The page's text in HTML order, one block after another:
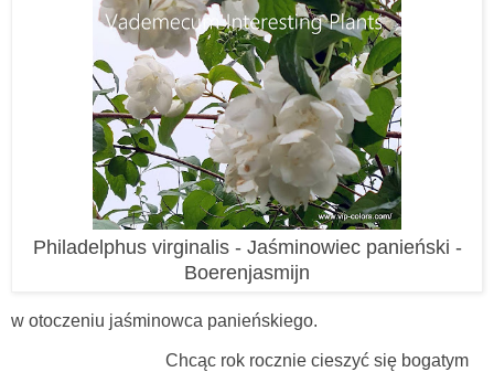
Philadelphus virginalis - Jaśminowiec panieński -
Boerenjasmijn
w otoczeniu jaśminowca panieńskiego.
Chcąc rok rocznie cieszyć się bogatym